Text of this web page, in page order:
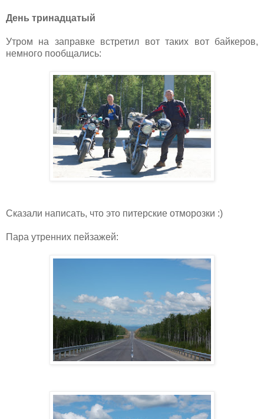
День тринадцатый
Утром на заправке встретил вот таких вот байкеров,
немного пообщались:
Сказали написать, что это питерские отморозки :)
Пара утренних пейзажей: